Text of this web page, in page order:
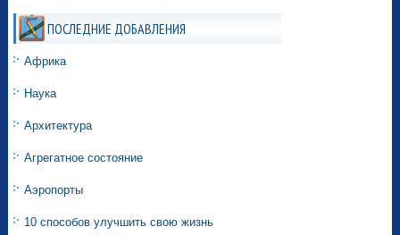
ПОСЛЕДНИЕ ДОБАВЛЕНИЯ
Африка
Наука
Архитектура
Агрегатное состояние
Аэропорты
10 способов улучшить свою жизнь